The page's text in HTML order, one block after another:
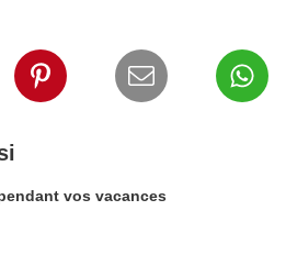
vos vacances